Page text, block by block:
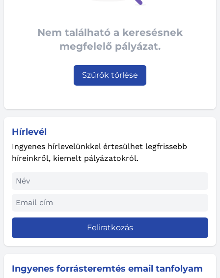
Hírlevél
Ingyenes hírlevelünkkel értesülhet legfrissebb
híreinkről, kiemelt pályázatokról.
Feliratkozás
Ingyenes forrásteremtés email tanfolyam
Nem található a keresésnek
megfelelő pályázat.
Szűrők törlése